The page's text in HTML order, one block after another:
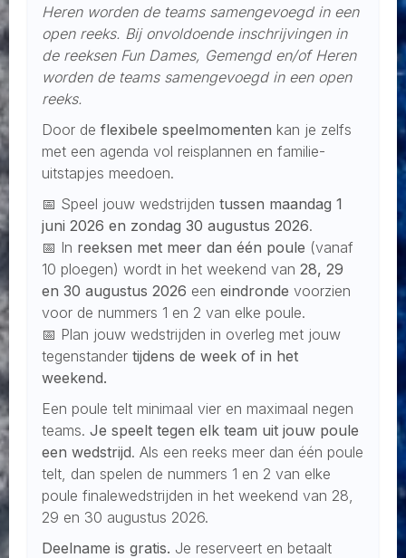
Heren worden de teams samengevoegd in een
open reeks. Bij onvoldoende inschrijvingen in
de reeksen Fun Dames, Gemengd en/of Heren
worden de teams samengevoegd in een open
reeks.
Door de flexibele speelmomenten kan je zelfs
met een agenda vol reisplannen en familie-
uitstapjes meedoen.
📅 Speel jouw wedstrijden tussen maandag 1
juni 2026 en zondag 30 augustus 2026.
📅 In reeksen met meer dan één poule (vanaf
10 ploegen) wordt in het weekend van 28, 29
en 30 augustus 2026 een eindronde voorzien
voor de nummers 1 en 2 van elke poule.
📅 Plan jouw wedstrijden in overleg met jouw
tegenstander tijdens de week of in het
weekend.
Een poule telt minimaal vier en maximaal negen
teams. Je speelt tegen elk team uit jouw poule
een wedstrijd. Als een reeks meer dan één poule
telt, dan spelen de nummers 1 en 2 van elke
poule finalewedstrijden in het weekend van 28,
29 en 30 augustus 2026.
Deelname is gratis. Je reserveert en betaalt